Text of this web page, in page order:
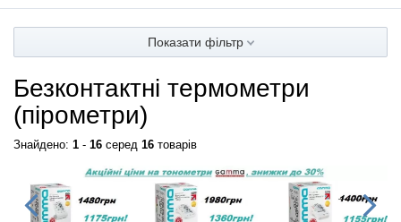
Показати фільтр
Безконтактні термометри
(пірометри)
Знайдено: 1 - 16 серед 16 товарів